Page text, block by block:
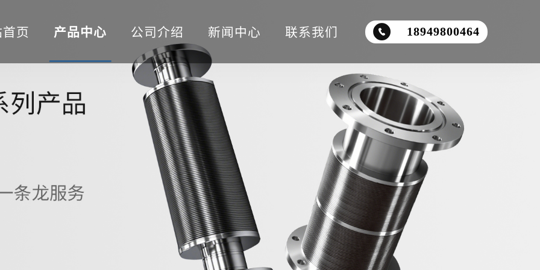
页 产品中心 公司介绍 新闻中心 联系我们 18949800464